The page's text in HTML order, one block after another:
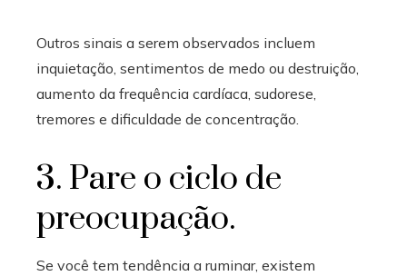
Outros sinais a serem observados incluem
inquietação, sentimentos de medo ou destruição,
aumento da frequência cardíaca, sudorese,
tremores e dificuldade de concentração.
3. Pare o ciclo de
preocupação.
Se você tem tendência a ruminar, existem